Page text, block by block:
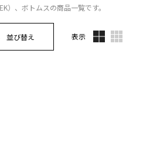
）、ボトムスの商品一覧です。
並び替え 表示